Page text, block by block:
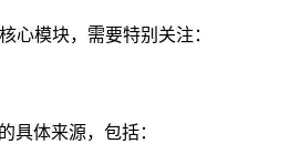
心模块，需要特别关注：
具体来源，包括：